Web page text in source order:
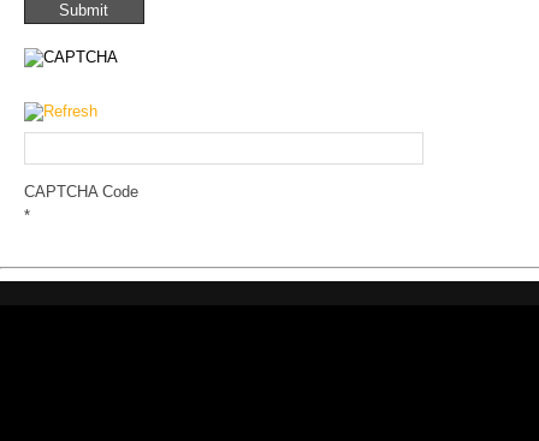
CAPTCHA Code
*